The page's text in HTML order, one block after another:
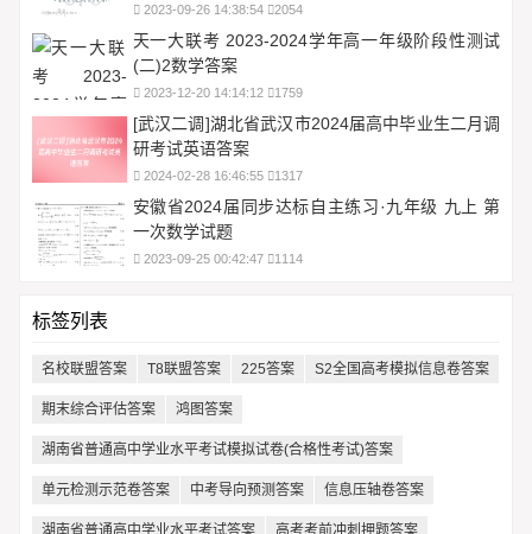
2023-09-26 14:38:54 2054
天一大联考 2023-2024学年高一年级阶段性测试
(二)2数学答案
2023-12-20 14:14:12 1759
[武汉二调]湖北省武汉市2024届高中毕业生二月调
研考试英语答案
2024-02-28 16:46:55 1317
安徽省2024届同步达标自主练习·九年级 九上 第
一次数学试题
2023-09-25 00:42:47 1114
标签列表
名校联盟答案 T8联盟答案 225答案 S2全国高考模拟信息卷答案
期末综合评估答案 鸿图答案
湖南省普通高中学业水平考试模拟试卷(合格性考试)答案
单元检测示范卷答案 中考导向预测答案 信息压轴卷答案